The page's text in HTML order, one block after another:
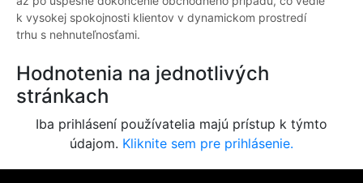
k vysokej spokojnosti klientov v dynamickom prostredí
trhu s nehnuteľnosťami.
Hodnotenia na jednotlivých
stránkach
Iba prihlásení používatelia majú prístup k týmto
údajom. Kliknite sem pre prihlásenie.